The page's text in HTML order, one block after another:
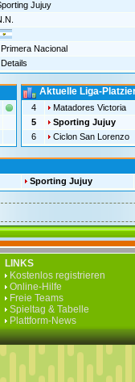
Jujuy
Primera Nacional
Details
Aktuelle Liga-
4
Matadores Victoria
5
Sporting Jujuy
6
Ciclon San Lorenzo
Sporting Jujuy
LINKS
Kostenlos registrieren
Online-Hilfe
Freie Teams
Spieltag & Tabelle
Plattform-News